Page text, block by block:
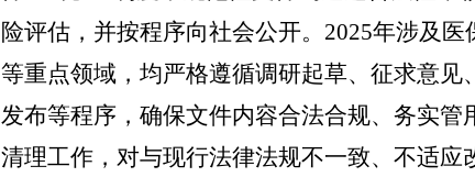
险评估，并按程序向社会公开。2025年涉及
等重点领域，均严格遵循调研起草、征求意
发布等程序，确保文件内容合法合规、务实
清理工作，对与现行法律法规不一致、不适应